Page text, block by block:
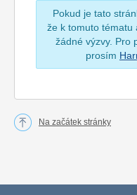
Pokud je tato
že k tomuto tématu
žádné výzvy. Pro
prosím
Na začátek stránky